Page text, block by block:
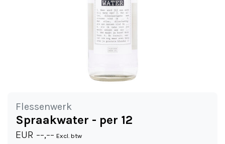
Flessenwerk
Spraakwater - per 12
EUR --,-- Excl. btw